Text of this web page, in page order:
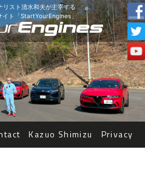
リスト清水和夫が主宰する
イト「StartYourEngines」
Kazuo Shimizu Privacy